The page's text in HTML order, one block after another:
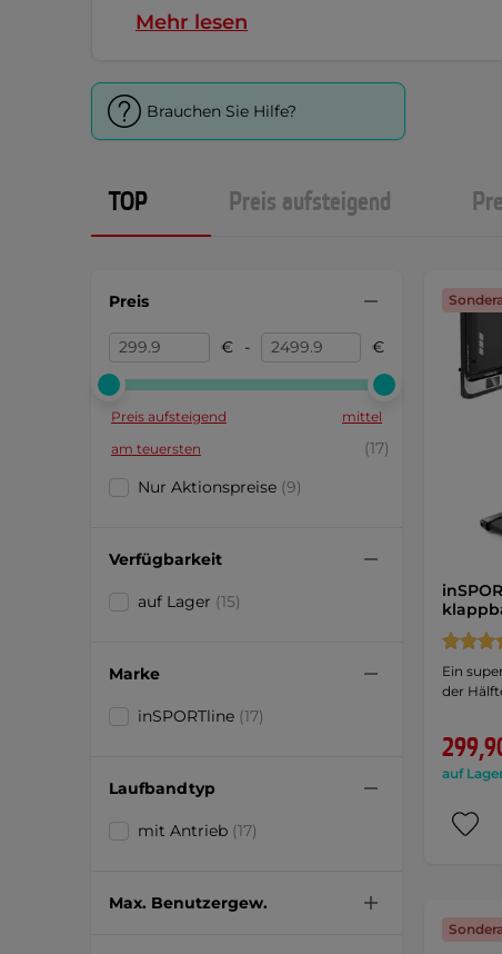
Mehr lesen
Brauchen Sie Hilfe?
TOP Preis aufsteigend
Preis
€ - €
Preis aufsteigend
mittel
am teuersten
(17)
Nur Aktionspreise (9)
Verfügbarkeit
auf Lager (15)
Marke
inSPORTline (17)
Laufbandtyp
mit Antrieb (17)
Max. Benutzergew.
Ein
der
auf